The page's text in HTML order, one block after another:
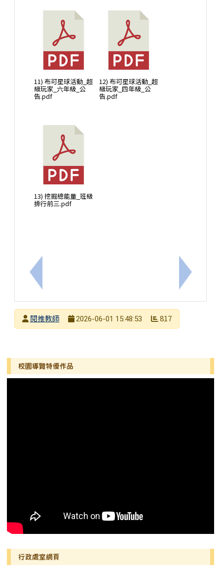
上一筆：本週三(6/3)社群研習，請老師們撥冗報名，
11) 布可星球活動_超
級玩家_六年級_公
告.pdf
12) 布可星球活動_超
級玩家_四年級_公
告.pdf
13) 挖掘總能量_班級
排行前三.pdf
下一筆：
發布者閱推教師
2026-06-01 15:48:53 817
左邊區域內容
校園導覽特優作品
行政處室網頁